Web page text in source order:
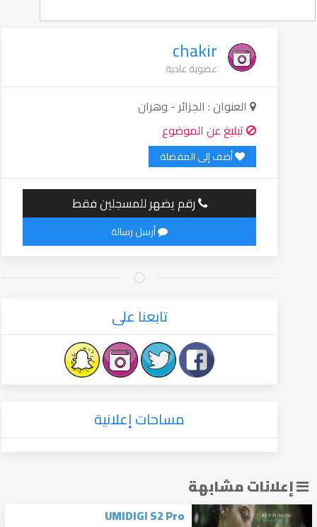
chakir
عضوية عادية
العنوان : الجزائر - وهران
تبليغ عن الموضوع
أضف إلى المفضلة
رقم يضهر للمسجلين فقط
أرسل رسالة
تابعنا على
مساحات إعلانية
إعلانات مشابهة
UMIDIGI S2 Pro